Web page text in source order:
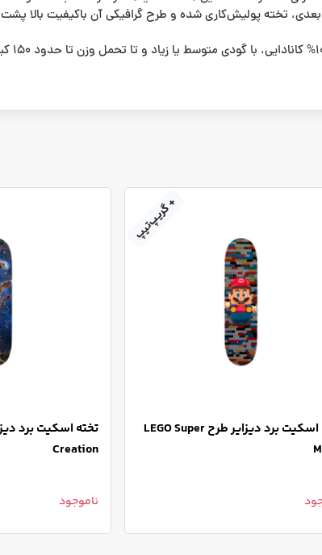
تخته پولیش‌کاری شده و طرح گرافیکی آن باکیفیت بالا
تخته اسکیت برد دیزایر طرح LEGO Super
+ گریپ‌تیپ
Creation
ناموجود